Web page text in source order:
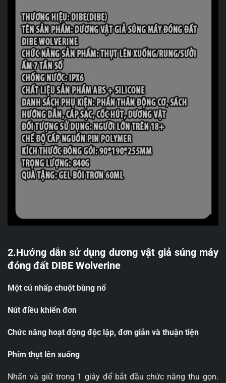
2.Hướng dẫn sử dụng dương vật giả súng máy
đóng đất DIBE Wolverine
Một cú nhấp chuột bùng nổ
Nút điều khiển đơn
Chức năng hoạt động độc lập, đơn giản và thuận tiện
Phím thụt lên xuống
Nhấn và giữ trong 1 giây để bắt đầu chức năng thu gọn.